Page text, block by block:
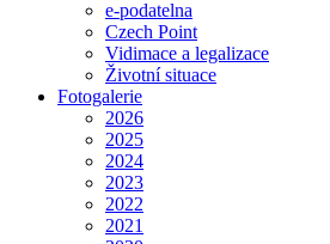
e-podatelna
Czech Point
Vidimace a legalizace
Životní situace
Fotogalerie
2026
2025
2024
2023
2022
2021